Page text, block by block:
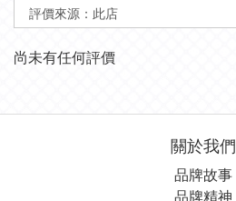
尚未有任何評價
關於我們
品牌故事
品牌精神